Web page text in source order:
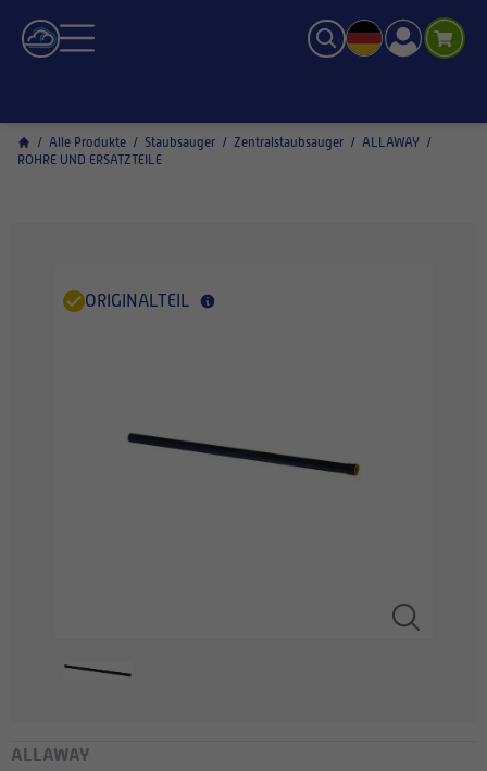
/ Alle Produkte / Staubsauger / Zentralstaubsauger / ALLAWAY /
ROHRE UND ERSATZTEILE
ORIGINALTEIL
ALLAWAY